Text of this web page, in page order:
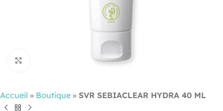
Cliquez pour agrandir
Accueil » Boutique » SVR SEBIACLEAR HYDRA 40 ML